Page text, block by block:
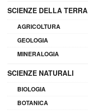
SCIENZE DELLA TERRA
AGRICOLTURA
GEOLOGIA
MINERALOGIA
SCIENZE NATURALI
BIOLOGIA
BOTANICA